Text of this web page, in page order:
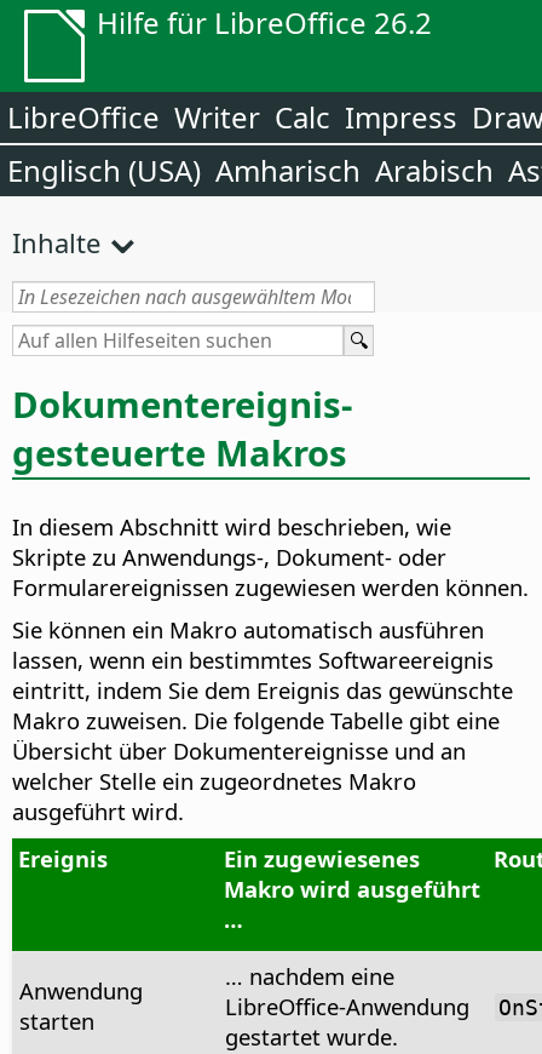
Hilfe für LibreOffice 26.2
LibreOffice Writer Calc Impress
Englisch (USA) Amharisch Arabisch
Inhalte
Dokumentereignis-
gesteuerte Makros
In diesem Abschnitt wird beschrieben, wie
Skripte zu Anwendungs-, Dokument- oder
Formularereignissen zugewiesen werden können.
Sie können ein Makro automatisch ausführen
lassen, wenn ein bestimmtes Softwareereignis
eintritt, indem Sie dem Ereignis das gewünschte
Makro zuweisen. Die folgende Tabelle gibt eine
Übersicht über Dokumentereignisse und an
welcher Stelle ein zugeordnetes Makro
ausgeführt wird.
Ereignis
Ein zugewiesenes
Makro wird ausgeführt
…
Anwendung
starten
… nachdem eine
LibreOffice-Anwendung
gestartet wurde.